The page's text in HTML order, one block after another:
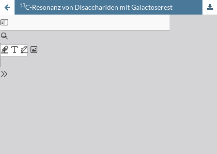
13C-Resonanz von Disacchariden mit Galactoserest